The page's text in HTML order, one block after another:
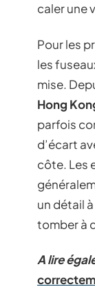
caler une
Pour les
les
mise.
Hong
parfois
d’écart
côte. Les
un détail
tomber à
A lire